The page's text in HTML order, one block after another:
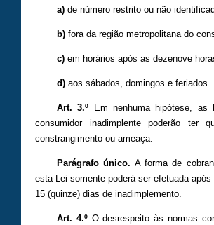
a) de número restrito ou não
b) fora da região metropolitana do
c)em horários após as dezenove
d) aos sábados, domingos e feriados.
Art. 3.º
Em nenhuma hipótese, as
consumidor inadimplente poderão ter
constrangimento ou ameaça.
Parágrafo único.A forma de
esta Lei somente poderá ser efetuada após
15 (quinze) dias de inadimplemento.
Art. 4.º O desrespeito às normas